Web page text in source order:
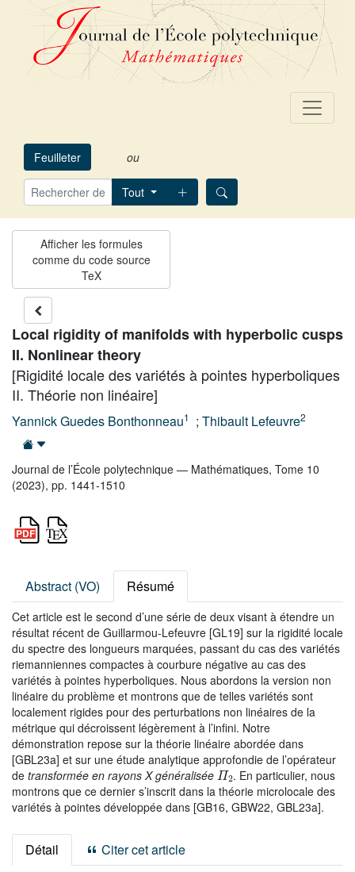
Feuilleter ou
Tout
Local rigidity of manifolds with hyperbolic cusps
II. Nonlinear theory
[Rigidité locale des variétés à pointes hyperboliques
II. Théorie non linéaire]
Yannick Guedes Bonthonneau1 ; Thibault Lefeuvre2
Journal de l’École polytechnique — Mathématiques, Tome 10
(2023), pp. 1441-1510
Abstract (VO) Résumé
Cet article est le second d’une série de deux visant à étendre un
résultat récent de Guillarmou-Lefeuvre [GL19] sur la rigidité locale
du spectre des longueurs marquées, passant du cas des variétés
riemanniennes compactes à courbure négative au cas des
variétés à pointes hyperboliques. Nous abordons la version non
linéaire du problème et montrons que de telles variétés sont
localement rigides pour des perturbations non linéaires de la
métrique qui décroissent légèrement à l’infini. Notre
démonstration repose sur la théorie linéaire abordée dans
[GBL23a] et sur une étude analytique approfondie de l’opérateur
de transformée en rayons X généralisée Π2. En particulier, nous
montrons que ce dernier s’inscrit dans la théorie microlocale des
variétés à pointes développée dans [GB16, GBW22, GBL23a].
Détail Citer cet article